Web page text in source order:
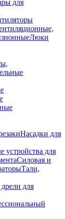
для
Люки
Насадки для
устройства для
Силовая и
Тали,
для